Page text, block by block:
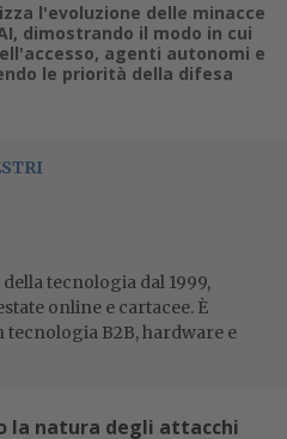
l'evoluzione delle minacce
dimostrando il modo in cui
agenti autonomi e
le priorità della difesa
tecnologia dal 1999,
online e cartacee. È
B2B, hardware e
la natura degli attacchi